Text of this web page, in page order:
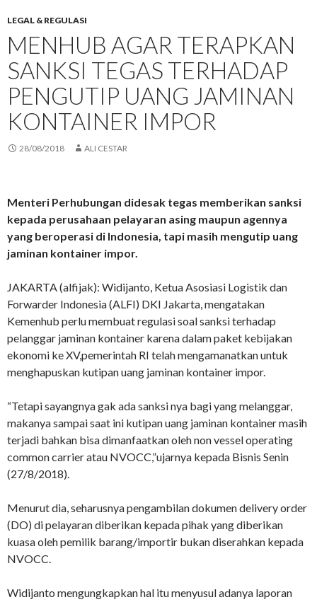
LEGAL & REGULASI
MENHUB AGAR TERAPKAN
SANKSI TEGAS TERHADAP
PENGUTIP UANG JAMINAN
KONTAINER IMPOR
28/08/2018 ALI CESTAR
Menteri Perhubungan didesak tegas memberikan sanksi
kepada perusahaan pelayaran asing maupun agennya
yang beroperasi di Indonesia, tapi masih mengutip uang
jaminan kontainer impor.
JAKARTA (alfijak): Widijanto, Ketua Asosiasi Logistik dan
Forwarder Indonesia (ALFI) DKI Jakarta, mengatakan
Kemenhub perlu membuat regulasi soal sanksi terhadap
pelanggar jaminan kontainer karena dalam paket kebijakan
ekonomi ke XV,pemerintah RI telah mengamanatkan untuk
menghapuskan kutipan uang jaminan kontainer impor.
“Tetapi sayangnya gak ada sanksi nya bagi yang melanggar,
makanya sampai saat ini kutipan uang jaminan kontainer masih
terjadi bahkan bisa dimanfaatkan oleh non vessel operating
common carrier atau NVOCC,”ujarnya kepada Bisnis Senin
(27/8/2018).
Menurut dia, seharusnya pengambilan dokumen delivery order
(DO) di pelayaran diberikan kepada pihak yang diberikan
kuasa oleh pemilik barang/importir bukan diserahkan kepada
NVOCC.
Widijanto mengungkapkan hal itu menyusul adanya laporan